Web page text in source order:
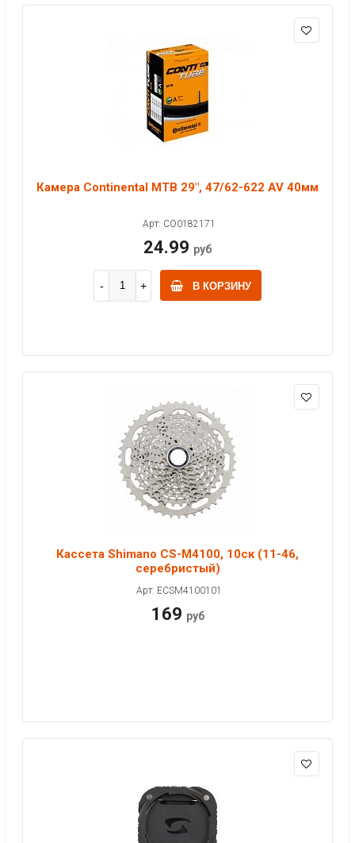
Камера Continental MTB 29", 47/62-622 AV 40мм
Арт: CO0182171
24.99 руб
В КОРЗИНУ
Кассета Shimano CS-M4100, 10ск (11-46,
серебристый)
Арт: ECSM4100101
169 руб